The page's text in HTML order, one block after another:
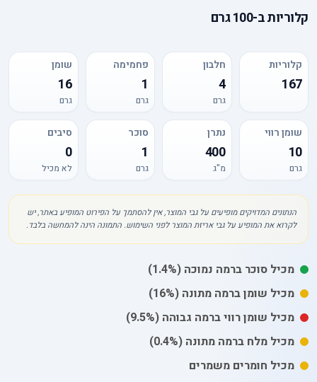
קלוריותב-100 גרם
קלוריות
167
חלבון
4
גרם
פחמימה
1
גרם
שומן
16
גרם
שומן רווי
10
גרם
נתרן
400
מ"ג
סוכר
1
גרם
סיבים
0
לא מכיל
הנתונים המדויקים מופיעים על גבי המוצר, אין להסתמך על הפירוט המופיע באתר, יש
לקרוא את המופיע על גבי אריזת המוצר לפני השימוש. התמונה הינה להמחשה בלבד.
מכיל סוכר ברמה נמוכה (1.4%)
מכיל שומןברמה מתונה (16%)
מכיל שומן רוויברמה גבוהה (9.5%)
מכיל מלח ברמה מתונה (0.4%)
מכיל חומרים משמרים